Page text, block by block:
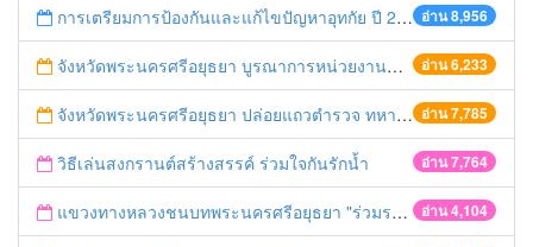
อ่าน 8,956
การเตรียมการป้องกันและแก้ไขปัญหาอุทกัย ปี 2561
อ่าน 6,233
จังหวัดพระนครศรีอยุธยา บูรณาการหน่วยงานที่เกี่ยวข้อง ลงพื้นที่จัดระเบียบและดำเนินมาตรการตามบทลงโทษสูงสุดกับผู้ประกอบการร้านค้าที่ยังฝ่าฝืนตั้งร้านค้ารุกล้ำเขตพื้นที่ทางหลวง เตรียมความปลอดภัยก่อนเทศกาลสงกรานต์
อ่าน 7,785
จังหวัดพระนครศรีอยุธยา ปล่อยแถวตำรวจ ทหาร ฝ่ายปกครอง กว่า 100 นาย ตรวจเข้มท่ารถสาธารณะ สถานีขนส่งรถโดยสาร วินรถตู้ และสถานีรถไฟ เตรียมรับมือเทศกาลสงกรานต์
อ่าน 7,764
วิธีเล่นสงกรานต์สร้างสรรค์ ร่วมใจกันรักน้ำ
อ่าน 4,104
แขวงทางหลวงชนบทพระนครศรีอยุธยา "ร่วมรณรงค์ ขับช้า เปิดไฟหน้า คาดเข็มขัด" เทศกาลสงกรานต์ ปี 2561